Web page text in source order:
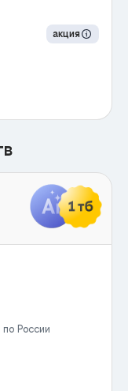
акция
России